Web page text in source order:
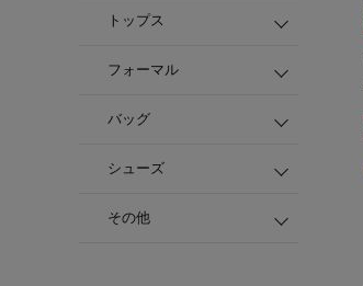
トップス
フォーマル
バッグ
シューズ
その他